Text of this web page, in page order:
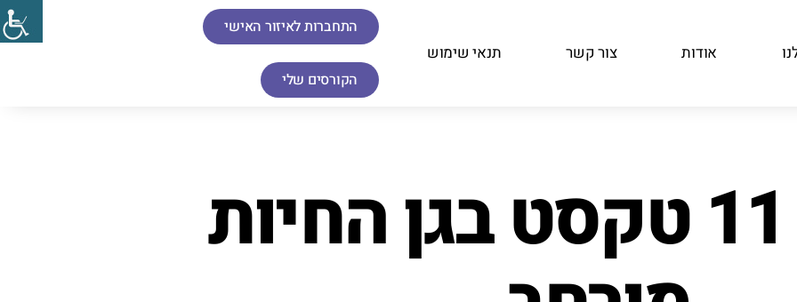
אודות צור קשר תנאי שימוש
התחברות לאיזור האישי
הקורסים שלי
שיעור 11 טקסט בגן החיות